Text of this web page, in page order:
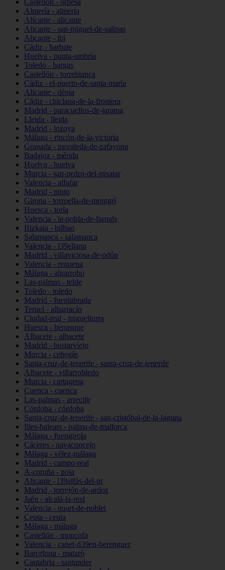
Castellón - orpesa
Almería - almería
Alicante - alicante
Alicante - san-miguel-de-salinas
Alicante - ibi
Cádiz - barbate
Huelva - punta-umbría
Toledo - bargas
Castellón - torreblanca
Cádiz - el-puerto-de-santa-maría
Alicante - dénia
Cádiz - chiclana-de-la-frontera
Madrid - paracuellos-de-jarama
Lleida - lleida
Madrid - lozoya
Málaga - rincón-de-la-victoria
Granada - moraleda-de-zafayona
Badajoz - mérida
Huelva - huelva
Murcia - san-pedro-del-pinatar
Valencia - alfafar
Madrid - pinto
Girona - torroella-de-montgrí
Huesca - torla
Valencia - la-pobla-de-farnals
Bizkaia - bilbao
Salamanca - salamanca
Valencia - l39eliana
Madrid - villaviciosa-de-odón
Valencia - requena
Málaga - algarrobo
Las-palmas - telde
Toledo - toledo
Madrid - fuenlabrada
Teruel - albarracín
Ciudad-real - miguelturra
Huesca - benasque
Albacete - albacete
Madrid - bustarviejo
Murcia - cehegín
Santa-cruz-de-tenerife - santa-cruz-de-tenerife
Albacete - villarrobledo
Murcia - cartagena
Cuenca - cuenca
Las-palmas - arrecife
Córdoba - córdoba
Santa-cruz-de-tenerife - san-cristóbal-de-la-laguna
Illes-balears - palma-de-mallorca
Málaga - fuengirola
Cáceres - navaconcejo
Málaga - vélez-málaga
Madrid - campo-real
A-coruña - noia
Alicante - l39alfàs-del-pi
Madrid - torrejón-de-ardoz
Jaén - alcalá-la-real
Valencia - quart-de-poblet
Ceuta - ceuta
Málaga - málaga
Castellón - moncofa
Valencia - canet-d39en-berenguer
Barcelona - mataró
Cantabria - santander